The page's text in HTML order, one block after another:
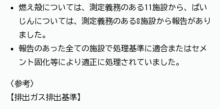
燃え殻については、測定義務のある11施設から、ばい
じんについては、測定義務のある8施設から報告があり
ました。
報告のあった全ての施設で処理基準に適合またはセメ
ント固化等により適正に処理されていました。
〈参考〉
【排出ガス排出基準】